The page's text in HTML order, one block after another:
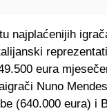
najplaćenijih
eura
Nuno
(640.000 eura) i